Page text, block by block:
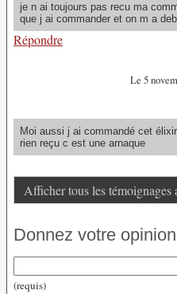
je n ai toujours pas recu ma
que j ai commander et on m a
Répondre
Le 5
Moi aussi j ai commandé cet
rien reçu c est une arnaque
Afficher tous les témoignages
Donnez votre
(requis)